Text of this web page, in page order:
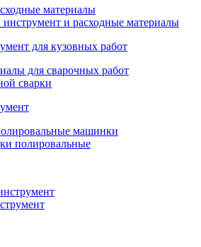
материалы
и расходные материалы
для кузовных работ
для сварочных работ
сварки
машинки
полировальные